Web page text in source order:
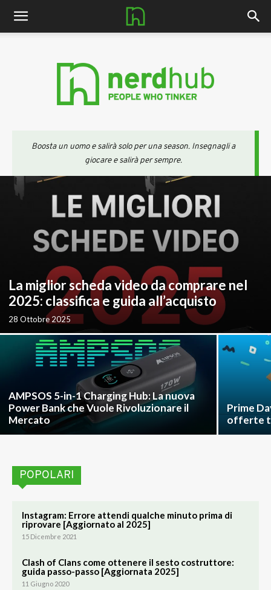
nerdhub.it
Boosta un uomo e salirà solo per una season. Insegnagli a
giocare e salirà per sempre.
La miglior scheda video da comprare nel
2025: classifica e guida all’acquisto
28 Ottobre 2025
AMPSOS 5-in-1 Charging Hub: La nuova
Power Bank che Vuole Rivoluzionare il
Mercato
Prime
offerte
POPOLARI
Instagram: Errore attendi qualche minuto prima di
riprovare [Aggiornato al 2025]
15 Dicembre 2021
Clash of Clans come ottenere il sesto costruttore:
guida passo-passo [Aggiornata 2025]
11 Giugno 2020